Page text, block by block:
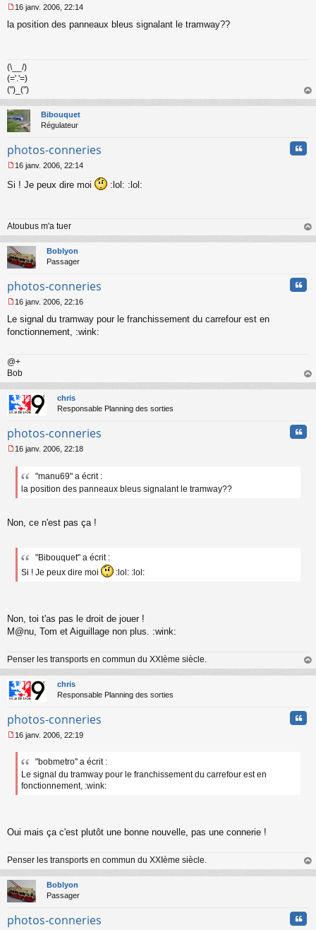
e
e
n
o
n
l
u
16 janv. 2006, 22:14
la position des panneaux bleus signalant le tramway??
(\__/)
(='.'=)
(")_(")
au
Bibouquet
Régulateur
photos-conneries
g
e
n
o
n
u
16 janv. 2006, 22:14
Si ! Je peux dire moi :lol: :lol:
Atoubus m'a tuer
au
Boblyon
Passager
photos-conneries
e
s
g
e
n
o
n
l
16 janv. 2006, 22:16
Le signal du tramway pour le franchissement du carrefour est en
fonctionnement, :wink:
@+
Bob
au
chris
Responsable Planning des sorties
photos-conneries
e
a
e
16 janv. 2006, 22:18
"manu69" a écrit :
la position des panneaux bleus signalant le tramway??
Non, ce n'est pas ça !
"Bibouquet" a écrit :
Si ! Je peux dire moi
:lol: :lol:
Non, toi t'as pas le droit de jouer !
M@nu, Tom et Aiguillage non plus. :wink:
Penser les transports en commun du XXIème siècle.
au
chris
Responsable Planning des sorties
photos-conneries
e
g
n
u
16 janv. 2006, 22:19
"bobmetro" a écrit :
Le signal du tramway pour le franchissement du carrefour est en
fonctionnement, :wink:
Oui mais ça c'est plutôt une bonne nouvelle, pas une connerie !
Penser les transports en commun du XXIème siècle.
au
Boblyon
Passager
photos-conneries